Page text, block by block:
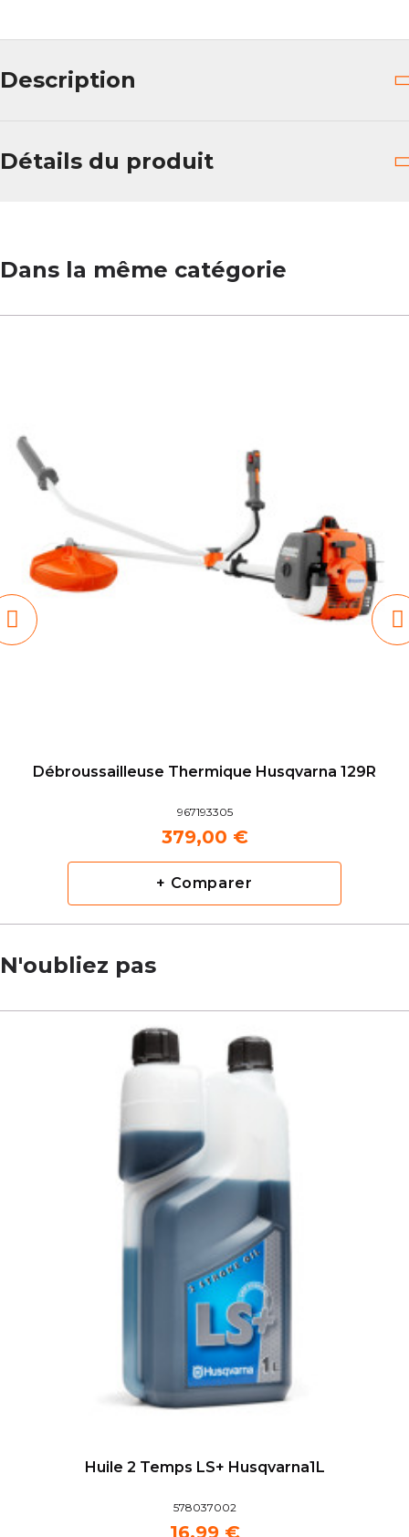
Description
Détails du produit
Dans la même catégorie
Débroussailleuse Thermique Husqvarna 129R
967193305
379,00 €
+ Comparer
N'oubliez pas
Huile 2 Temps LS+ Husqvarna1L
578037002